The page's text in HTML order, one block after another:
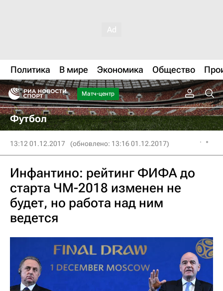
Политика В мире Экономика Общество
Матч-центр
Футбол
13:12 01.12.2017 (обновлено: 13:16 01.12.2017)
Инфантино: рейтинг ФИФА до
старта ЧМ-2018 изменен не
будет, но работа над ним
ведется